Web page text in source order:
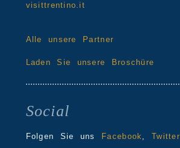
visittrentino.it
Alle unsere Partner
Laden Sie unsere Broschüre
Social
Folgen Sie uns Facebook,Twitter